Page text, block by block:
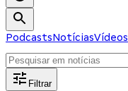
PodcastsNotíciasVídeos
Filtrar